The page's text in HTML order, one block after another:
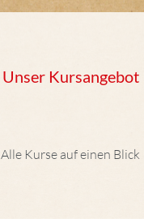
Unser Kursangebot
Alle Kurse auf einen Blick